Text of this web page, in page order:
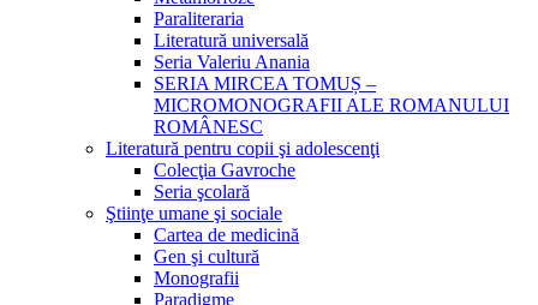
Paraliteraria
Literatură universală
Seria Valeriu Anania
SERIA MIRCEA TOMUȘ –
MICROMONOGRAFII ALE ROMANULUI
ROMÂNESC
Literatură pentru copii şi adolescenţi
Colecţia Gavroche
Seria şcolară
Ştiinţe umane şi sociale
Cartea de medicină
Gen şi cultură
Monografii
Paradigme